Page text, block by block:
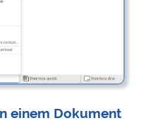
einem Dokument